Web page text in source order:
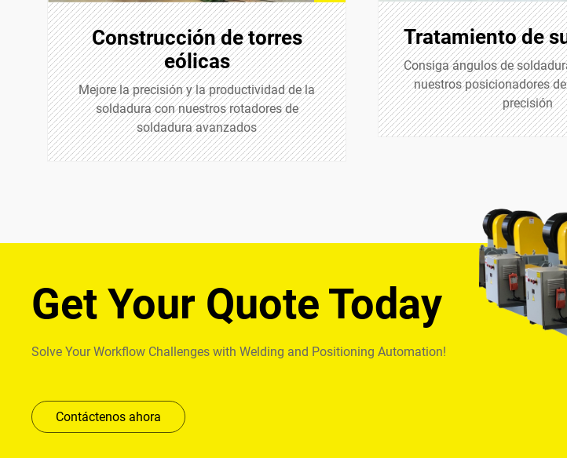
Construcción de torres
eólicas
Mejore la precisión y la productividad de la
soldadura con nuestros rotadores de
soldadura avanzados
Tratamiento de
Consiga ángulos de
nuestros posicionadores
precisión
Get Your Quote Today
Solve Your Workflow Challenges with Welding and Positioning Automation!
Contáctenos ahora